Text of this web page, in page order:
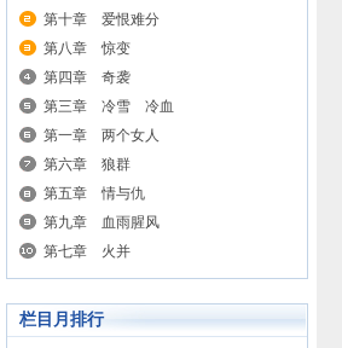
第十章 爱恨难分
第八章 惊变
第四章 奇袭
第三章 冷雪 冷血
第一章 两个女人
第六章 狼群
第五章 情与仇
第九章 血雨腥风
第七章 火并
栏目月排行